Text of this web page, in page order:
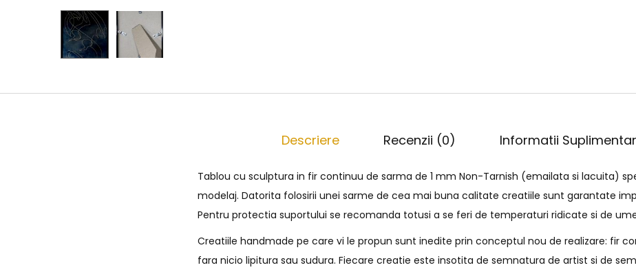
Descriere Recenzii (0) Informatii
Tablou cu sculptura in fir continuu de sarma de 1 mm Non-Tarnish (emailata si lacuita)
modelaj. Datorita folosirii unei sarme de cea mai buna calitate creatiile sunt garantate
Pentru protectia suportului se recomanda totusi a se feri de temperaturi ridicate si de
Creatiile handmade pe care vi le propun sunt inedite prin conceptul nou de realizare: fir
fara nicio lipitura sau sudura. Fiecare creatie este insotita de semnatura de artist si de